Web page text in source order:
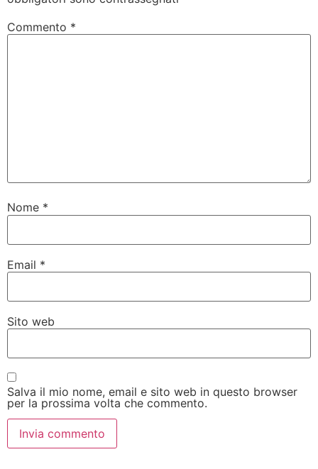
Commento *
Nome *
Email *
Sito web
Salva il mio nome, email e sito web in questo browser
per la prossima volta che commento.